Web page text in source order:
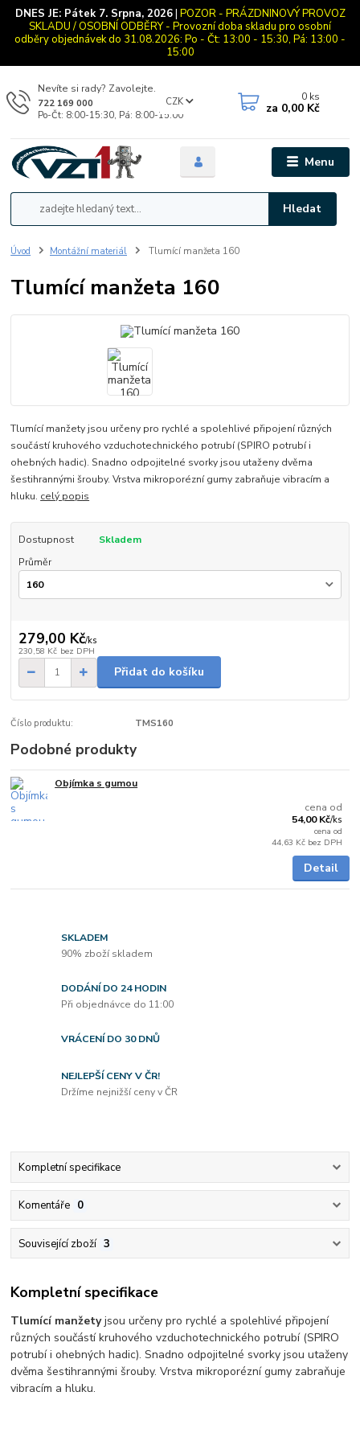
DNES JE: Pátek 7. Srpna, 2026| POZOR - PRÁZDNINOVÝ PROVOZ
SKLADU / OSOBNÍ ODBĚRY - Provozní doba skladu pro osobní
odběry objednávek do 31.08.2026: Po - Čt: 13:00 - 15:30, Pá: 13:00 -
15:00
Menu
CZK
Hledat
Nevíte si rady? Zavolejte.
722 169 000
Po-Čt: 8:00-15:30, Pá: 8:00-15:00
0 ks
za 0,00 Kč
Úvod Montážní materiál Tlumící manžeta 160
Tlumící manžeta 160
Tlumící manžety jsou určeny pro rychlé a spolehlivé připojení různých
součástí kruhového vzduchotechnického potrubí (SPIRO potrubí i
ohebných hadic). Snadno odpojitelné svorky jsou utaženy dvěma
šestihrannými šrouby. Vrstva mikroporézní gumy zabraňuje vibracím a
hluku. celý popis
Dostupnost
Skladem
Průměr
279,00 Kč/ks
230,58 Kč bez DPH
Přidat do košíku
Číslo produktu: TMS160
Podobné produkty
Objímka s gumou
cena od
54,00 Kč/ks
cena od
44,63 Kč bez DPH
Detail
SKLADEM
90% zboží skladem
DODÁNÍ DO 24 HODIN
Při objednávce do 11:00
VRÁCENÍ DO 30 DNŮ
NEJLEPŠÍ CENY V ČR!
Držíme nejnižší ceny v ČR
Kompletní specifikace
Komentáře 0
Související zboží 3
Kompletní specifikace
Tlumící manžetyjsou určeny pro rychlé a spolehlivé připojení
různých součástí kruhového vzduchotechnického potrubí (SPIRO
potrubí i ohebných hadic).Snadno odpojitelné svorky jsou utaženy
dvěma šestihrannými šrouby. Vrstva mikroporézní gumy zabraňuje
vibracím a hluku.